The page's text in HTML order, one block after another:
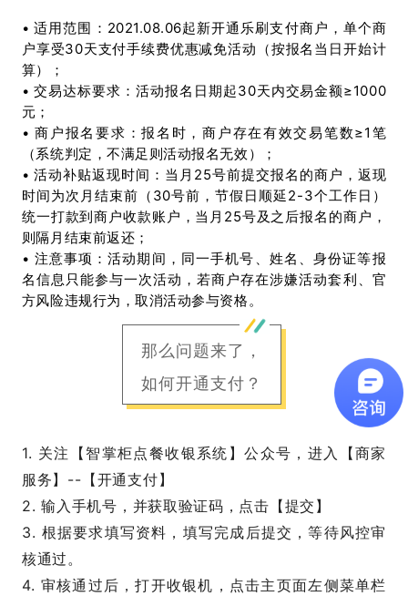
•适用范围 ：2021.08.06起新开通乐刷支付商户，单个商
户享受30天支付手续费优惠减免活动（按报名当日开始计
算）；
•交易达标要求 ：活动报名日期起30天内交易金额≥1000
元；
•商户报名要求 ：报名时，商户存在有效交易笔数≥1笔
（系统判定，不满足则活动报名无效）；
•活动补贴返现时间 ：当月25号前提交报名的商户，返现
时间为次月结束前（30号前，节假日顺延2-3个工作日）
统一打款到商户收款账户，当月25号及之后报名的商户，
则隔月结束前返还；
• 注意事项 ：活动期间，同一手机号、姓名、身份证等报
名信息只能参与一次活动，若商户存在涉嫌活动套利、官
方风险违规行为，取消活动参与资格。
那么问题来了，
如何开通支付？
1. 关注【智掌柜点餐收银系统】公众号， 进入【商家
服务】--【开通支付】
2.输入手机号，并获取验证码，点击【提交】
3. 根据要求填写资料，填写完成后提交，等待风控审
核通过。
4. 审核通过后，打开收银机，点击主页面左侧菜单栏